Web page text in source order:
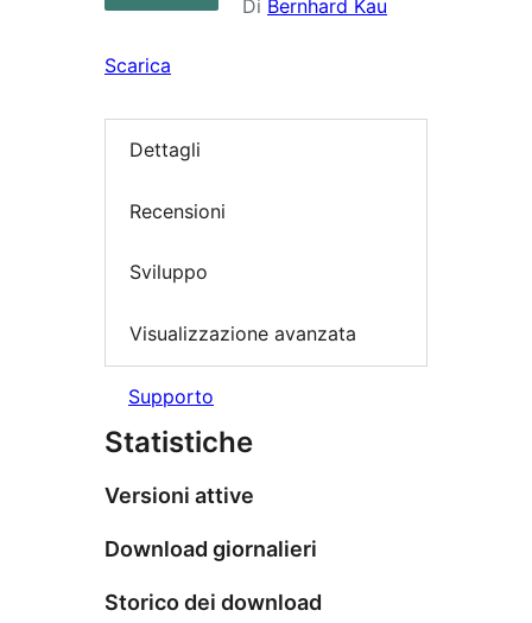
Di Bernhard Kau
Scarica
Dettagli
Recensioni
Sviluppo
Visualizzazione avanzata
Supporto
Statistiche
Versioni attive
Download giornalieri
Storico dei download